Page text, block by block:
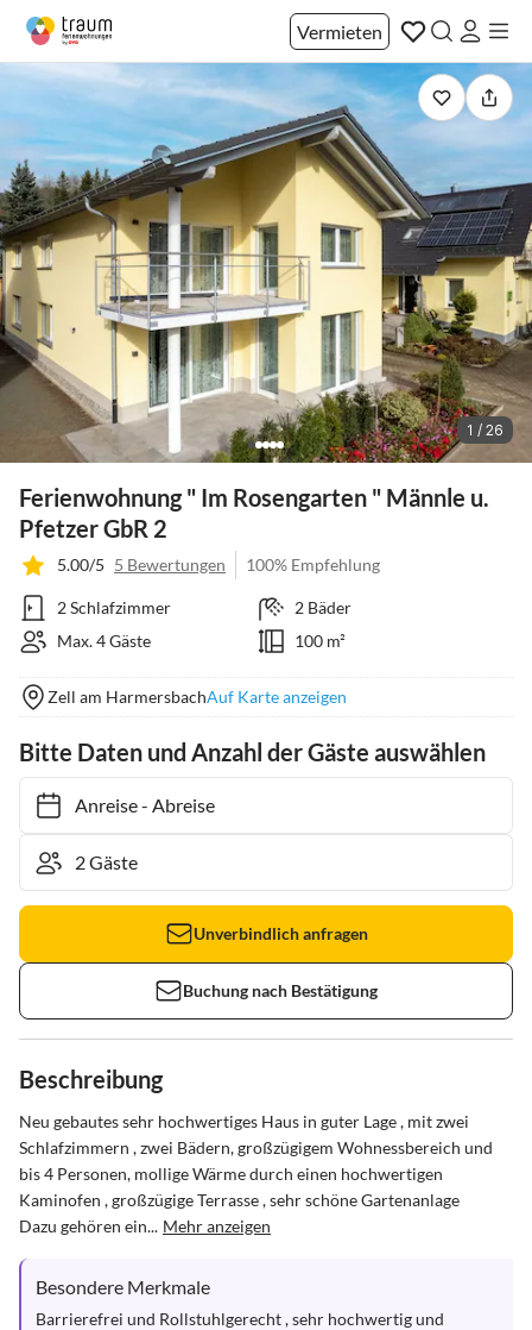
Vermieten
1 / 26
Ferienwohnung " Im Rosengarten " Männle u.
Pfetzer GbR 2
5.00/5 5 Bewertungen 100% Empfehlung
2 Schlafzimmer
2 Bäder
Max. 4 Gäste
100 m²
Zell am HarmersbachAuf Karte anzeigen
Bitte Daten und Anzahl der Gäste auswählen
Anreise- Abreise
Unverbindlich anfragen
Buchung nach Bestätigung
Beschreibung
Neu gebautes sehr hochwertiges Haus in guter Lage , mit zwei
Schlafzimmern , zwei Bädern, großzügigem Wohnessbereich und
bis 4 Personen, mollige Wärme durch einen hochwertigen
Kaminofen , großzügige Terrasse , sehr schöne Gartenanlage
Dazu gehören ein... Mehr anzeigen
Besondere Merkmale
Barrierefrei und Rollstuhlgerecht , sehr hochwertig und